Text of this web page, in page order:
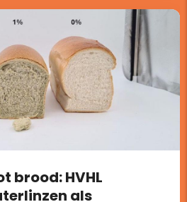
brood: HVHL
als